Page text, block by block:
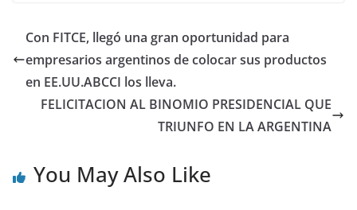
Con FITCE, llegó una gran oportunidad para
empresarios argentinos de colocar sus productos
en EE.UU.ABCCI los lleva.
FELICITACION AL BINOMIO PRESIDENCIAL QUE
TRIUNFO EN LA ARGENTINA
You May Also Like